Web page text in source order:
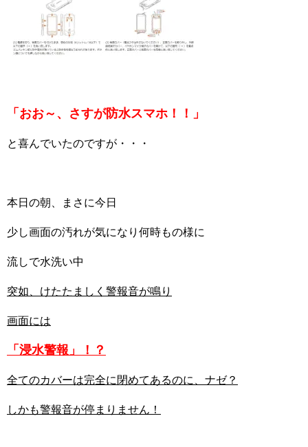
「おお～、さすが防水スマホ！！」
と喜んでいたのですが・・・
本日の朝、まさに今日
少し画面の汚れが気になり何時もの様に
流しで水洗い中
突如、けたたましく警報音が鳴り
画面には
「浸水警報」！？
全てのカバーは完全に閉めてあるのに、ナゼ？
しかも警報音が停まりません！